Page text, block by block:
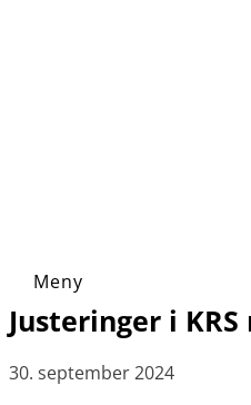
Justeringer i
30. september 2024